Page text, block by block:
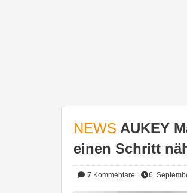
NEWS AUKEY
einen Schritt
7 Kommentare 6.